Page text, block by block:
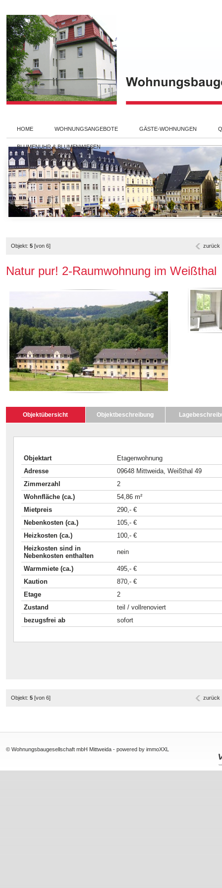
HOME WOHNUNGSANGEBOTE GÄSTE-WOHNUNGEN
BLUMENUHR & BLUMENWIESEN
Objekt: 5 [von 6] zurück
Natur pur! 2-Raumwohnung im Weißthal
Objektübersicht Objektbeschreibung
Objektart
Etagenwohnung
Adresse
09648 Mittweida, Weißthal 49
Zimmerzahl
2
Wohnfläche (ca.)
54,86 m²
Mietpreis
290,- €
Nebenkosten (ca.)
105,- €
Heizkosten (ca.)
100,- €
Heizkosten sind in
Nebenkosten enthalten
nein
Warmmiete (ca.)
495,- €
Kaution
870,- €
Etage
2
Zustand
teil / vollrenoviert
bezugsfrei ab
sofort
Objekt: 5 [von 6] zurück
© Wohnungsbaugesellschaft mbH Mittweida -powered by immoXXL